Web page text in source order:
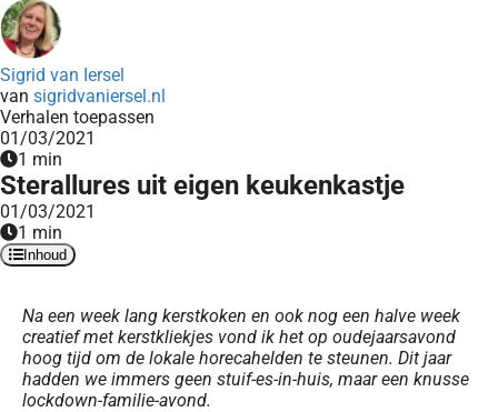
Sigrid van Iersel
van sigridvaniersel.nl
Verhalen toepassen
01/03/2021
1 min
Sterallures uit eigen keukenkastje
01/03/2021
1 min
Inhoud
Na een week lang kerstkoken en ook nog een halve week
creatief met kerstkliekjes vond ik het op oudejaarsavond
hoog tijd om de lokale horecahelden te steunen. Dit jaar
hadden we immers geen stuif-es-in-huis, maar een knusse
lockdown-familie-avond.